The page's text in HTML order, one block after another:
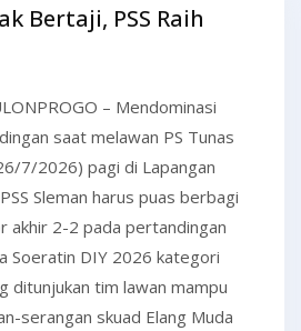
Bertaji, PSS Raih
– Mendominasi
saat melawan PS Tunas
7/2026) pagi di Lapangan
Sleman harus puas berbagi
akhir 2-2 pada pertandingan
Soeratin DIY 2026 kategori
ditunjukan tim lawan mampu
serangan skuad Elang Muda